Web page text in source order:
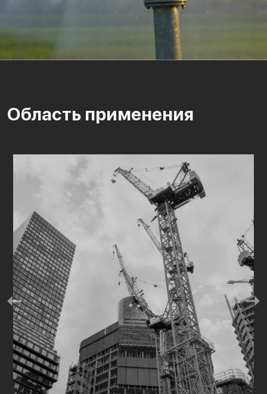
Область применения